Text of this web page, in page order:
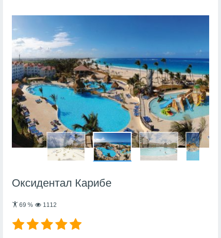
Оксидентал Карибе
69 % 1112